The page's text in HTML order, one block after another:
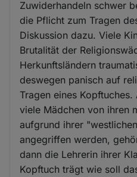
Zuwiderhandeln schwer
die Pflicht zum Tragen
Diskussion dazu. Viele
Brutalität der
Herkunftsländern
deswegen panisch auf
Tragen eines
viele Mädchen von ihren
aufgrund ihrer
angegriffen werden,
dann die Lehrerin ihrer
Kopftuch trägt wie soll